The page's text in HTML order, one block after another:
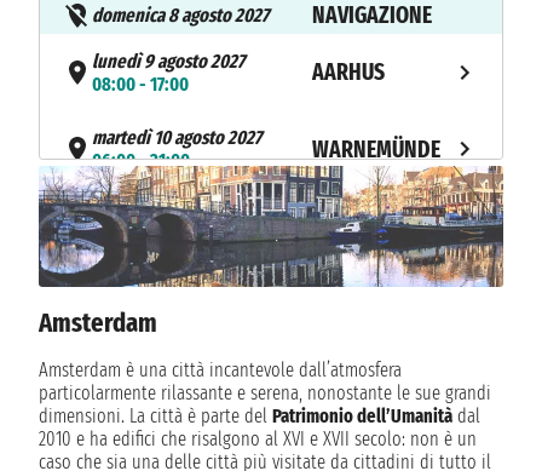
domenica 8 agosto 2027 NAVIGAZIONE
lunedì 9 agosto 2027
08:00 - 17:00
AARHUS
martedì 10 agosto 2027
06:00 - 21:00
WARNEMÜNDE
mercoledì 11 agosto 2027
07:00 - 14:00
RONNE
giovedì 12 agosto 2027
09:00 - 18:00
venerdì 13 agosto 2027 NAVIGAZIONE
sabato 14 agosto 2027
07:00 - 17:00
AMSTERDAM
Amsterdam
Amsterdam è una città incantevole dall’atmosfera
particolarmente rilassante e serena, nonostante le sue grandi
dimensioni. La città è parte del Patrimonio dell’Umanità dal
2010 e ha edifici che risalgono al XVI e XVII secolo: non è un
caso che sia una delle città più visitate da cittadini di tutto il